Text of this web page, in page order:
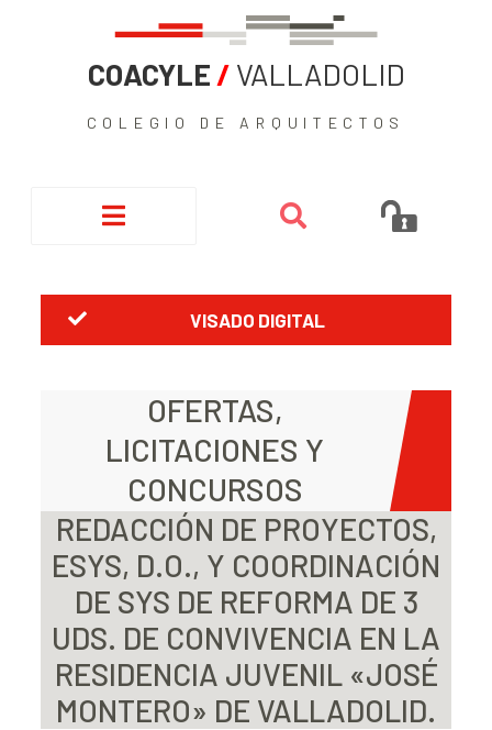
COACYLE / VALLADOLID
COLEGIO DE ARQUITECTOS
VISADO DIGITAL
OFERTAS,
LICITACIONES Y
CONCURSOS
REDACCIÓN DE PROYECTOS,
ESYS, D.O., Y COORDINACIÓN
DE SYS DE REFORMA DE 3
UDS. DE CONVIVENCIA EN LA
RESIDENCIA JUVENIL «JOSÉ
MONTERO» DE VALLADOLID.